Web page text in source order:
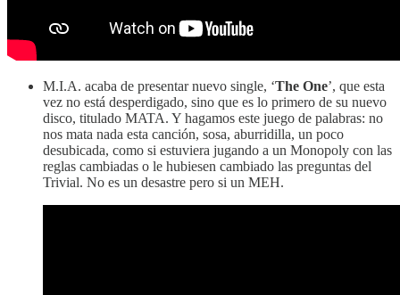
M.I.A. acaba de presentar nuevo single, ‘The One’, que esta
vez no está desperdigado, sino que es lo primero de su nuevo
disco, titulado MATA. Y hagamos este juego de palabras: no
nos mata nada esta canción, sosa, aburridilla, un poco
desubicada, como si estuviera jugando a un Monopoly con las
reglas cambiadas o le hubiesen cambiado las preguntas del
Trivial. No es un desastre pero si un MEH.